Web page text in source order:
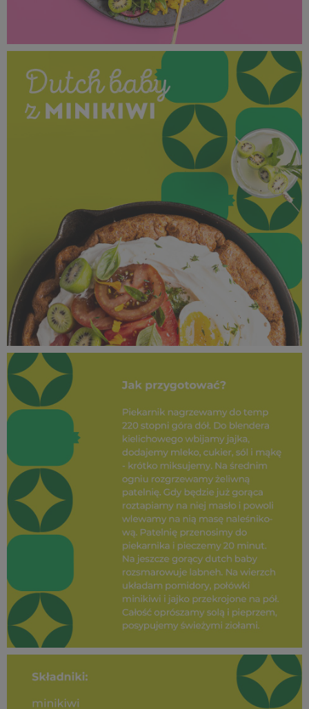
SUPEROWOCE Minikiwi (36).jpg
1,01 MB
SUPEROWOCE Minikiwi (35).jpg
729 KB
SUPEROWOCE Minikiwi (34).jpg